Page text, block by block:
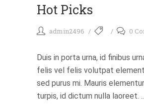
Hot Picks
admin2496 0
Duis in porta urna, id finibus
felis vel felis volutpat
sed purus mi. Mauris
turpis, id dictum nulla laoreet.